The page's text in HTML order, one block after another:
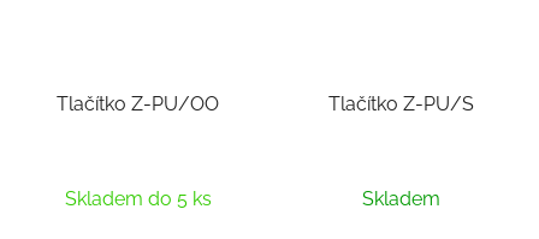
Tlačítko Z-PU/OO
Skladem do 5 ks
Tlačítko Z-PU/S
Skladem